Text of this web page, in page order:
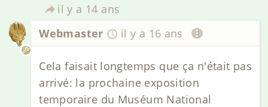
il y a 14 ans
Webmaster
il y a 16 ans
Cela faisait longtemps que ça n'était pas
arrivé: la prochaine exposition
temporaire du Muséum National